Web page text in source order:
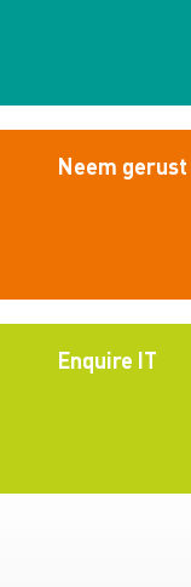
Neem
Enquire IT